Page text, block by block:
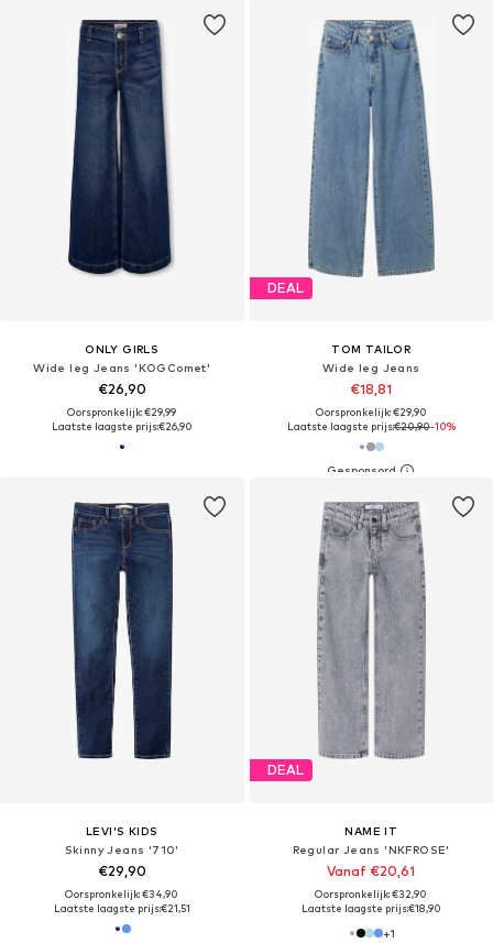
ONLY GIRLS
Wide leg Jeans 'KOGComet'
€26,90
Oorspronkelijk: €29,99
Laatste laagste prijs:€26,90
DEAL
TOM TAILOR
Wide leg Jeans
€18,81
Oorspronkelijk: €29,90
Laatste laagste prijs:€20,90-10%
LEVI'S KIDS
Skinny Jeans '710'
€29,90
Oorspronkelijk: €34,90
Laatste laagste prijs:€21,51
DEAL
NAME IT
Regular Jeans 'NKFROSE'
Vanaf €20,61
Oorspronkelijk: €32,90
Laatste laagste prijs:€18,90
+1